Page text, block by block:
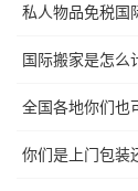
私人物品免税国
国际搬家是怎么
全国各地你们也
你们是上门包装